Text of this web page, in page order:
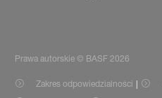
Prawa autorskie © BASF 2026
Zakres odpowiedzialności